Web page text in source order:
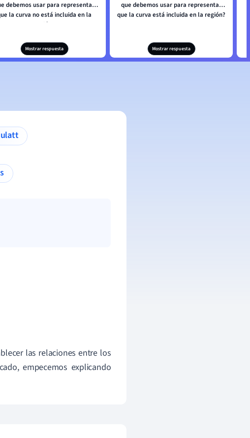
debemos usar para representar
la curva no está incluida en la
región?
Mostrar respuesta
que debemos usar para representar
que la curva está incluida en la región?
Mostrar respuesta
Hulatt
las relaciones entre los
empecemos explicando